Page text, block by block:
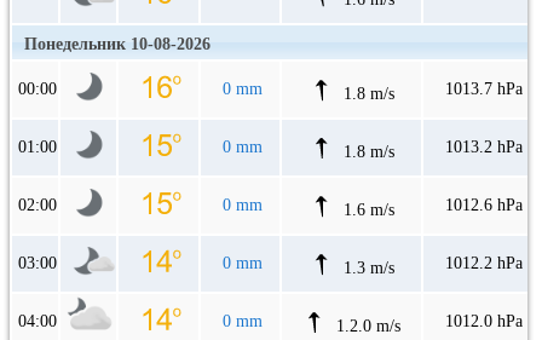
Понедельник 10-08-2026
00:00 0 mm 1.8 m/s 1013.7 hPa
01:00 0 mm 1.8 m/s 1013.2 hPa
02:00 0 mm 1.6 m/s 1012.6 hPa
03:00 0 mm 1.3 m/s 1012.2 hPa
04:00 0 mm 1.2.0 m/s 1012.0 hPa